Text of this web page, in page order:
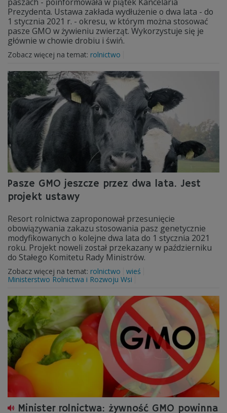
Prezydenta. Ustawa zakłada wydłużenie o dwa lata - do
1 stycznia 2021 r. - okresu, w którym można stosować
pasze GMO w żywieniu zwierząt. Wykorzystuje się je
głównie w chowie drobiu i świń.
Zobacz więcej na temat: rolnictwo
Pasze GMO jeszcze przez dwa lata. Jest
projekt ustawy
Resort rolnictwa zaproponował przesunięcie
obowiązywania zakazu stosowania pasz genetycznie
modyfikowanych o kolejne dwa lata do 1 stycznia 2021
roku. Projekt noweli został przekazany w październiku
do Stałego Komitetu Rady Ministrów.
Zobacz więcej na temat: rolnictwo
wieś
Ministerstwo Rolnictwa i Rozwoju Wsi
Minister rolnictwa: żywność GMO powinna